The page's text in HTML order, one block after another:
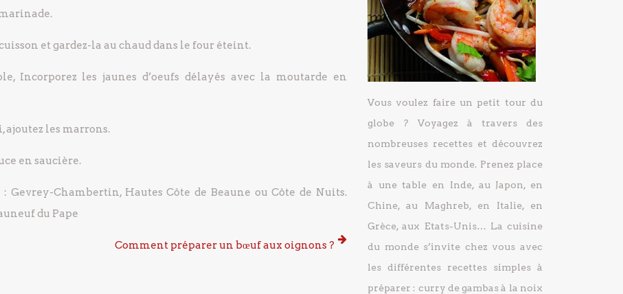
et gardez-la au chaud dans le four éteint.
Incorporez les jaunes d’oeufs délayés avec la moutarde en
ajoutez les marrons.
en saucière.
Gevrey-Chambertin, Hautes Côte de Beaune ou Côte de Nuits.
du Pape
Comment préparer un bœuf aux oignons ?
Vous voulez faire un petit tour du
globe ? Voyagez à travers des
nombreuses recettes et découvrez
les saveurs du monde. Prenez place
à une table en Inde, au Japon, en
Chine, au Maghreb, en Italie, en
Grèce, aux Etats-Unis… La cuisine
du monde s’invite chez vous avec
les différentes recettes simples à
préparer : curry de gambas à la noix